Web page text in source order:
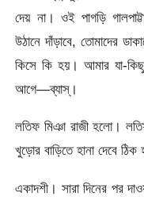
দেয় না। ওই পাগড়ি
উঠানে দাঁড়াবে, তোমাদের
কিসে কি হয়। আমার যা-
আগে—ব্যাস্‌।
লতিফ মিঞা রাজী হলো।
খুড়োর বাড়িতে হানা দেবে
একাদশী। সারা দিনের পর